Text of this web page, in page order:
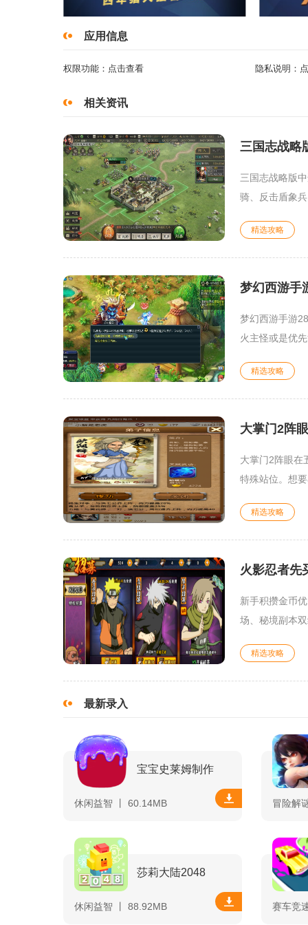
应用信息
权限功能： 点击查看 隐私说明：
相关资讯
三国志战略
三国志战略版
骑、反击盾象
精选攻略
梦幻西游手
梦幻西游手游
火主怪或是优
精选攻略
大掌门2阵
大掌门2阵眼在
特殊站位。想
精选攻略
火影忍者先
新手积攒金币
场、秘境副本
精选攻略
最新录入
宝宝史莱姆制作
休闲益智 丨 60.14MB 冒险解
莎莉大陆2048
休闲益智 丨 88.92MB 赛车竞